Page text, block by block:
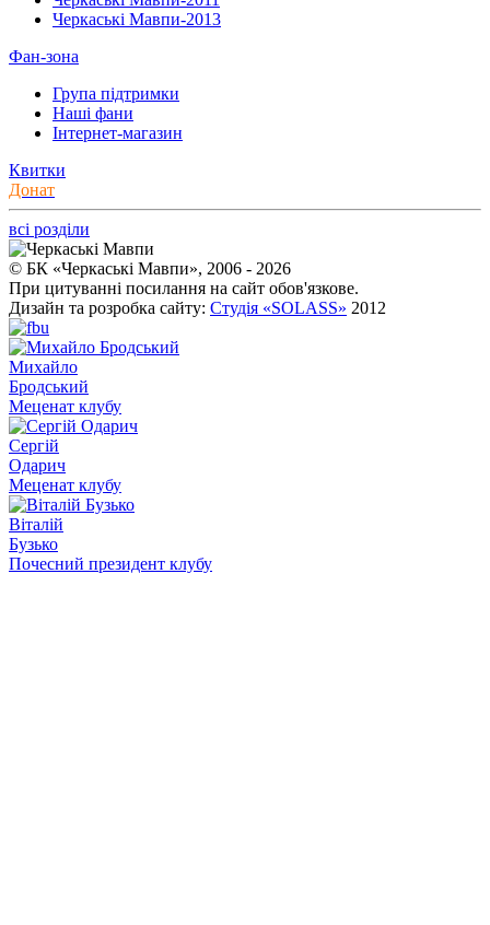
Черкаські Мавпи-2013
Фан-зона
Група підтримки
Наші фани
Інтернет-магазин
Квитки
Донат
всі розділи
© БК «Черкаські Мавпи», 2006 - 2026
При цитуванні посилання на сайт обов'язкове.
Дизайн та розробка сайту: Студія «SOLASS» 2012
Михайло
Бродський
Меценат клубу
Сергій
Одарич
Меценат клубу
Віталій
Бузько
Почесний президент клубу